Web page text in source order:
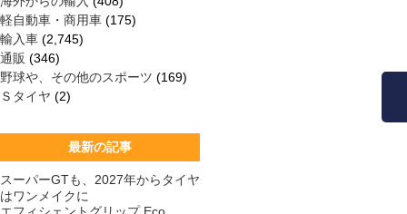
軽自動車・商用車 (175)
輸入車 (2,745)
通販 (346)
野球や、その他のスポーツ (169)
Ｓタイヤ (2)
最新の記事
スーパーGTも、2027年からタイヤ
はワンメイクに